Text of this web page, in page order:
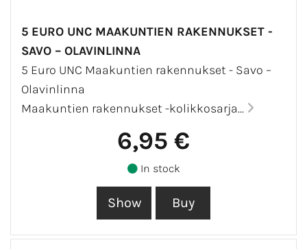
5 EURO UNC MAAKUNTIEN RAKENNUKSET -
SAVO – OLAVINLINNA
5 Euro UNC Maakuntien rakennukset - Savo –
Olavinlinna
Maakuntien rakennukset -kolikkosarja...
6,95 €
In stock